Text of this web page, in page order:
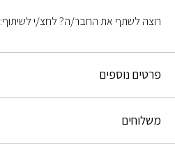
פרטים נוספים
משלוחים
רוצה לשתף את החבר/ה? לחצ/י לשיתוף: